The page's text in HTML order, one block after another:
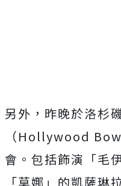
另外，昨晚於洛杉
（Hollywood
會。包括飾演「毛
「莫娜」的凱薩琳